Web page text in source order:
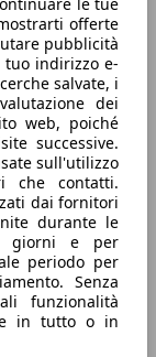
offerte
pubblicità
tuo indirizzo e-
salvate, i
dei
web, poiché
successive.
sull'utilizzo
che contatti.
dai fornitori
durante le
giorni e per
periodo per
Senza
funzionalità
in tutto o in
della
interfacciato
accostare la
non risponda
la
sul mercato
una berlina